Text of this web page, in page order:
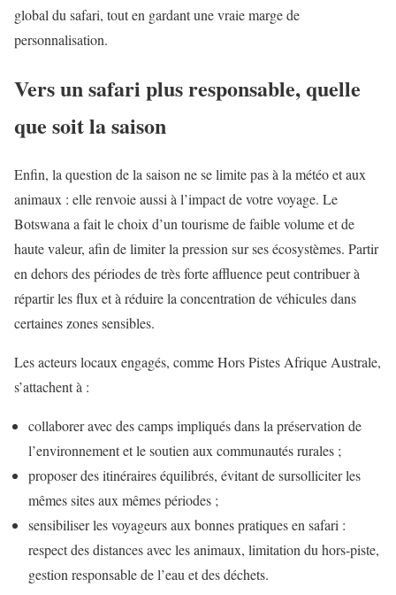
global du safari, tout en gardant une vraie marge de
personnalisation.
Vers un safari plus responsable, quelle
que soit la saison
Enfin, la question de la saison ne se limite pas à la météo et aux
animaux : elle renvoie aussi à l’impact de votre voyage. Le
Botswana a fait le choix d’un tourisme de faible volume et de
haute valeur, afin de limiter la pression sur ses écosystèmes. Partir
en dehors des périodes de très forte affluence peut contribuer à
répartir les flux et à réduire la concentration de véhicules dans
certaines zones sensibles.
Les acteurs locaux engagés, comme Hors Pistes Afrique Australe,
s’attachent à :
collaborer avec des camps impliqués dans la préservation de
l’environnement et le soutien aux communautés rurales ;
proposer des itinéraires équilibrés, évitant de sursolliciter les
mêmes sites aux mêmes périodes ;
sensibiliser les voyageurs aux bonnes pratiques en safari :
respect des distances avec les animaux, limitation du hors-piste,
gestion responsable de l’eau et des déchets.